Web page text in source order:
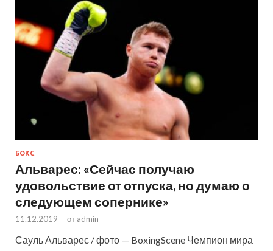
БОКС
Альварес: «Сейчас получаю
удовольствие от отпуска, но думаю о
следующем сопернике»
11.12.2019 - от admin
Сауль Альварес / фото — BoxingScene Чемпион мира